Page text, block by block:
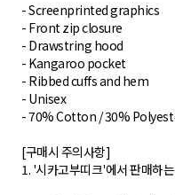
- Screenprinted graphics
- Front zip closure
- Drawstring hood
- Kangaroo pocket
- Ribbed cuffs and hem
- Unisex
- 70% Cotton / 30%
[구매시 주의사항]
1. '시카고부띠크'에서 판매하